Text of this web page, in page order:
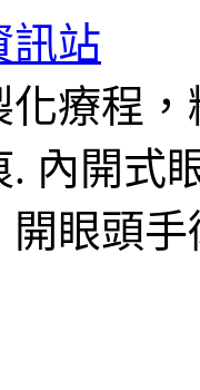
訊站
療程
內開式
開眼頭